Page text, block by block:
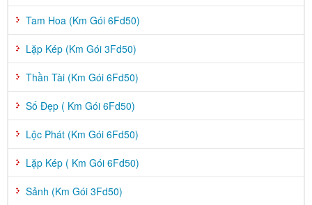
Tam Hoa (Km Gói 6Fd50)
Lặp Kép (Km Gói 3Fd50)
Thần Tài (Km Gói 6Fd50)
Số Đẹp ( Km Gói 6Fd50)
Lộc Phát (Km Gói 6Fd50)
Lặp Kép ( Km Gói 6Fd50)
Sảnh (Km Gói 3Fd50)